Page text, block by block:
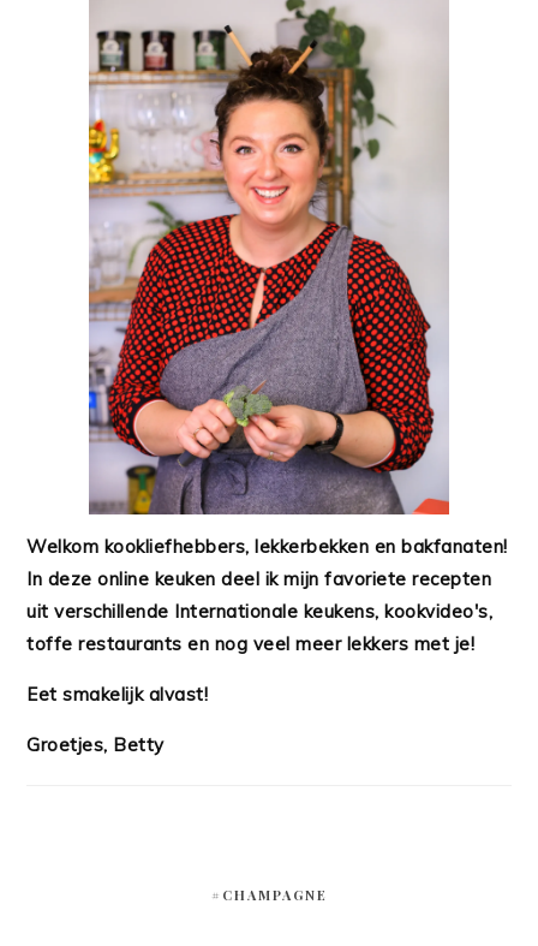
Welkom kookliefhebbers, lekkerbekken en bakfanaten!
In deze online keuken deel ik mijn favoriete recepten
uit verschillende Internationale keukens, kookvideo's,
toffe restaurants en nog veel meer lekkers met je!
Eet smakelijk alvast!
Groetjes, Betty
#CHAMPAGNE